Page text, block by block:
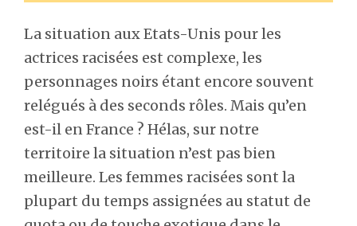
La situation aux Etats-Unis pour les
actrices racisées est complexe, les
personnages noirs étant encore souvent
relégués à des seconds rôles. Mais qu’en
est-il en France ? Hélas, sur notre
territoire la situation n’est pas bien
meilleure. Les femmes racisées sont la
plupart du temps assignées au statut de